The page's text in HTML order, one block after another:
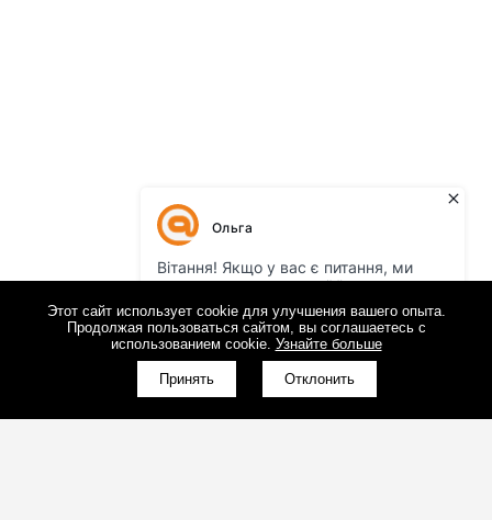
Этот сайт использует cookie для улучшения вашего опыта.
Продолжая пользоваться сайтом, вы соглашаетесь с
использованием cookie. Узнайте больше
Принять Отклонить